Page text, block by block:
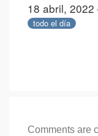
18 abril,
todo el día
Comments are